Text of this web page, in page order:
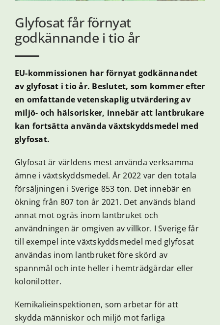
Glyfosat får förnyat
godkännande i tio år
EU-kommissionen har förnyat godkännandet
av glyfosat i tio år. Beslutet, som kommer efter
en omfattande vetenskaplig utvärdering av
miljö- och hälsorisker, innebär att lantbrukare
kan fortsätta använda växtskyddsmedel med
glyfosat.
Glyfosat är världens mest använda verksamma
ämne i växtskyddsmedel. År 2022 var den totala
försäljningen i Sverige 853 ton. Det innebär en
ökning från 807 ton år 2021. Det används bland
annat mot ogräs inom lantbruket och
användningen är omgiven av villkor. I Sverige får
till exempel inte växtskyddsmedel med glyfosat
användas inom lantbruket före skörd av
spannmål och inte heller i hemträdgårdar eller
kolonilotter.
Kemikalieinspektionen, som arbetar för att
skydda människor och miljö mot farliga